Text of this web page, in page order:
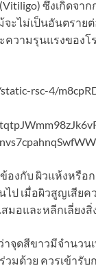
ซึ่งเกิดจา
จะไม่เป็นอันตรา
วามรุนแรงของโ
งกับ ผิวแห้งหรือ
ไป เมื่อผิวสูญเสีย
มอและหลีกเลี่ย
จุดสีขาวมีจำนวน
มด้วย ควรเข้ารั